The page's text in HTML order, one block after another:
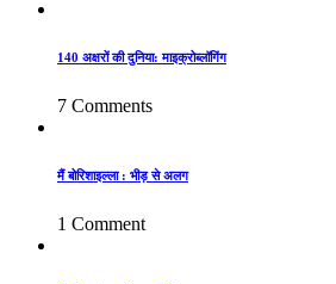
140 अक्षरों की दुनिया: माइक्रोब्लॉगिंग
7 Comments
मैं बोरिशाइल्ला : भीड़ से अलग
1 Comment